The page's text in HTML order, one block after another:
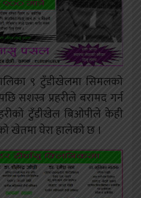
९ टुँडीखेलमा सिमलको
सशस्त्र प्रहरीले बरामद गर्न
टुँडीखेल बिओपीले केही
खेतमा घेरा हालेको छ ।